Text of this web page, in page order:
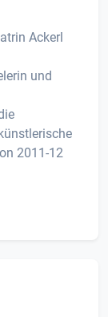
Ackerl
und
2011-12